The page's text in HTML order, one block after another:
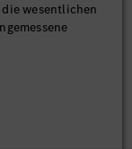
wesentlichen